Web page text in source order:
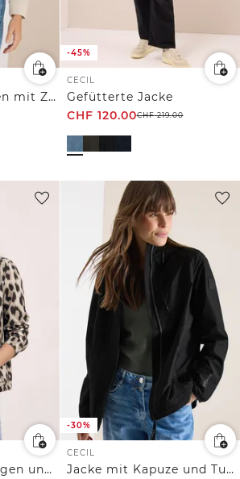
Blouson aus Leinen mit Zipper
-45%
CECIL
Gefütterte Jacke
CHF 120.00CHF219.00
Jacke mit Stehkragen und Zipper
-30%
CECIL
Jacke mit Kapuze und Tunnelzug